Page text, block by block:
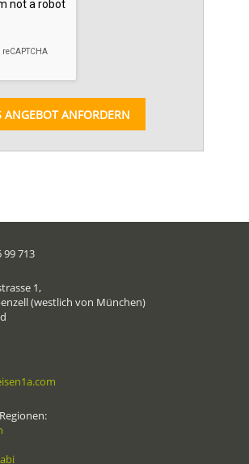
ANGEBOT ANFORDERN
99 713
1,
(westlich von München)